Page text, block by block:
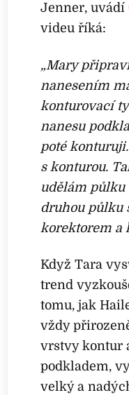
Jenner, uvádí
videu říká:
„Mary
nanesením
konturovací
nanesu
poté
s konturou.
udělám
druhou půlku
korektorem a
Když Tara
trend
tomu, jak
vždy
vrstvy kontur
podkladem,
velký a